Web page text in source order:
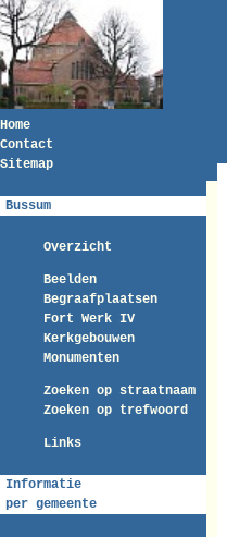
Home
Contact
Sitemap
Bussum
Overzicht
Beelden
Begraafplaatsen
Fort Werk IV
Kerkgebouwen
Monumenten
Zoeken op straatnaam
Zoeken op trefwoord
Links
Informatie
per gemeente